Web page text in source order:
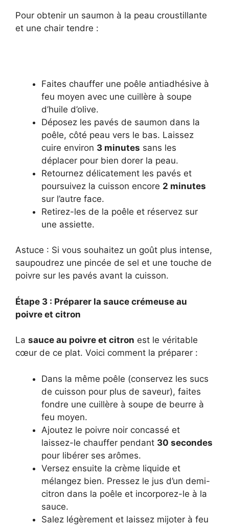
Pour obtenir un saumon à la peau croustillante
et une chair tendre :
Faites chauffer une poêle antiadhésive à
feu moyen avec une cuillère à soupe
d’huile d’olive.
Déposez les pavés de saumon dans la
poêle, côté peau vers le bas. Laissez
cuire environ 3 minutes sans les
déplacer pour bien dorer la peau.
Retournez délicatement les pavés et
poursuivez la cuisson encore 2 minutes
sur l’autre face.
Retirez-les de la poêle et réservez sur
une assiette.
Astuce : Si vous souhaitez un goût plus intense,
saupoudrez une pincée de sel et une touche de
poivre sur les pavés avant la cuisson.
Étape 3 : Préparer la sauce crémeuse au
poivre et citron
La sauce au poivre et citron est le véritable
cœur de ce plat. Voici comment la préparer :
Dans la même poêle (conservez les sucs
de cuisson pour plus de saveur), faites
fondre une cuillère à soupe de beurre à
feu moyen.
Ajoutez le poivre noir concassé et
laissez-le chauffer pendant 30 secondes
pour libérer ses arômes.
Versez ensuite la crème liquide et
mélangez bien. Pressez le jus d’un demi-
citron dans la poêle et incorporez-le à la
sauce.
Salez légèrement et laissez mijoter à feu